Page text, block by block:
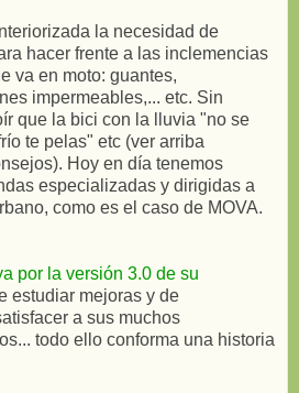
la necesidad de
hacer frente a las inclemencias
va en moto: guantes,
impermeables,... etc. Sin
que la bici con la lluvia "no se
te pelas" etc (ver arriba
Hoy en día tenemos
especializadas y dirigidas a
como es el caso de MOVA.
por la versión 3.0 de su
estudiar mejoras y de
a sus muchos
todo ello conforma una historia